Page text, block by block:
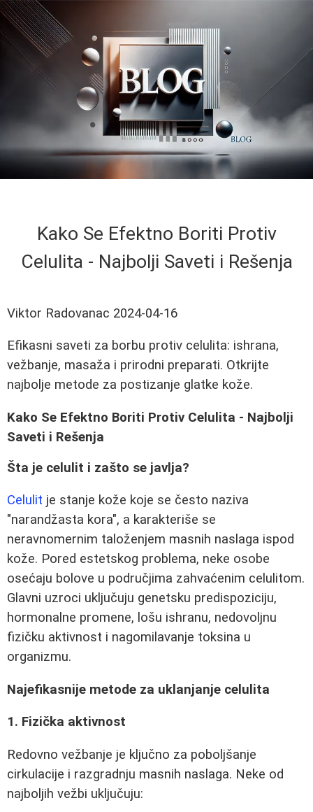
Kako Se Efektno Boriti Protiv
Celulita - Najbolji Saveti i Rešenja
Viktor Radovanac 2024-04-16
Efikasni saveti za borbu protiv celulita: ishrana,
vežbanje, masaža i prirodni preparati. Otkrijte
najbolje metode za postizanje glatke kože.
Kako Se Efektno Boriti Protiv Celulita - Najbolji
Saveti i Rešenja
Šta je celulit i zašto se javlja?
Celulit je stanje kože koje se često naziva
"narandžasta kora", a karakteriše se
neravnomernim taloženjem masnih naslaga ispod
kože. Pored estetskog problema, neke osobe
osećaju bolove u područjima zahvaćenim celulitom.
Glavni uzroci uključuju genetsku predispoziciju,
hormonalne promene, lošu ishranu, nedovoljnu
fizičku aktivnost i nagomilavanje toksina u
organizmu.
Najefikasnije metode za uklanjanje celulita
1. Fizička aktivnost
Redovno vežbanje je ključno za poboljšanje
cirkulacije i razgradnju masnih naslaga. Neke od
najboljih vežbi uključuju: